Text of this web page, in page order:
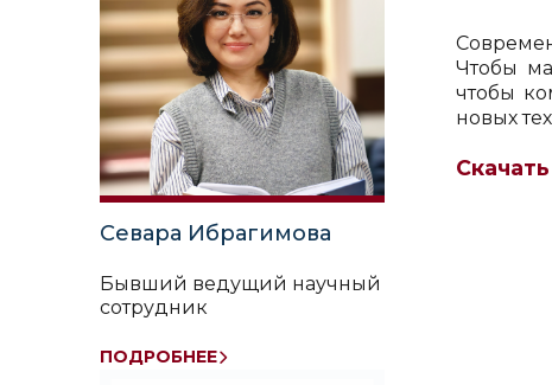
Севара Ибрагимова
Бывший ведущий научный
сотрудник
Самостоятельный
ПОДРОБНЕЕ
Чтобы
чтобы
новых